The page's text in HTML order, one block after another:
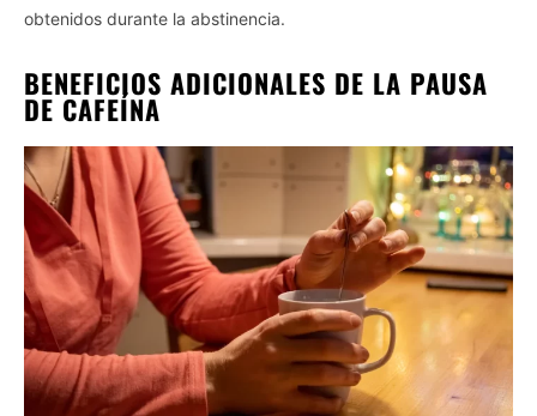
obtenidos durante la abstinencia.
BENEFICIOS ADICIONALES DE LA PAUSA
DE CAFEÍNA